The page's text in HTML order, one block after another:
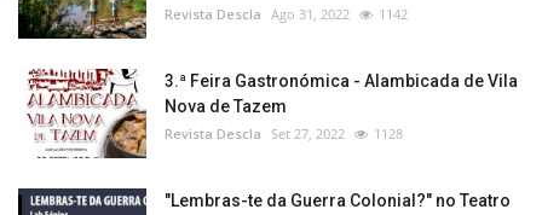
Revista Descla Ago 31, 2022 1142
3.ª Feira Gastronómica - Alambicada de Vila
Nova de Tazem
Revista Descla Set 27, 2022 1128
"Lembras-te da Guerra Colonial?" no Teatro